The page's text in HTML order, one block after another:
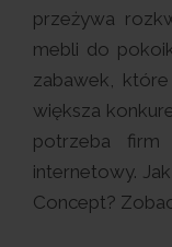
przeżywa
mebli do
zabawek,
większa
potrzeba firm
internetowy.
Concept?